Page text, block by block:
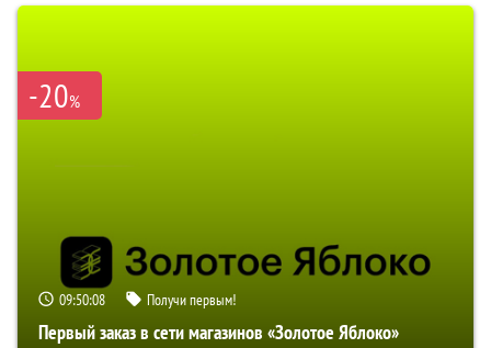
-20%
09:50:08 Получи первым!
Первый заказ в сети магазинов «Золотое Яблоко»